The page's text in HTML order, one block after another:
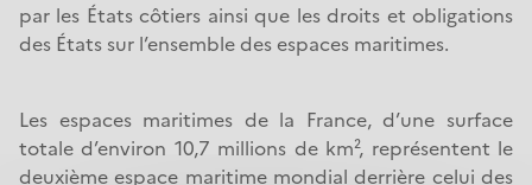
par les États côtiers ainsi que les droits et obligations
des États sur l’ensemble des espaces maritimes.
Les espaces maritimes de la France, d’une surface
totale d’environ 10,7 millions de km², représentent le
deuxième espace maritime mondial derrière celui des